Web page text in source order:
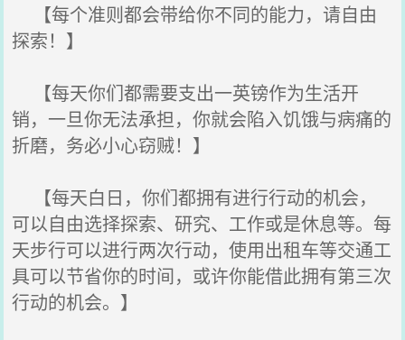
【每个准则都会带给你不同的能力，请自由
探索！】
【每天你们都需要支出一英镑作为生活开
销，一旦你无法承担，你就会陷入饥饿与病痛的
折磨，务必小心窃贼！】
【每天白日，你们都拥有进行行动的机会，
可以自由选择探索、研究、工作或是休息等。每
天步行可以进行两次行动，使用出租车等交通工
具可以节省你的时间，或许你能借此拥有第三次
行动的机会。】